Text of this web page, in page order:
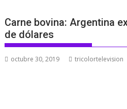
Carne bovina: Argentina
de dólares
octubre 30, 2019 tricolortelevision